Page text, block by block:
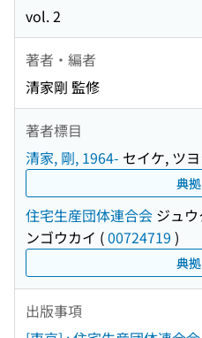
vol. 2
著者・編者
清家剛 監修
著者標目
清家, 剛, 1964- セイケ, ツ
典拠
住宅生産団体連合会 ジュ
ンゴウカイ (00724719 )
典拠
出版事項